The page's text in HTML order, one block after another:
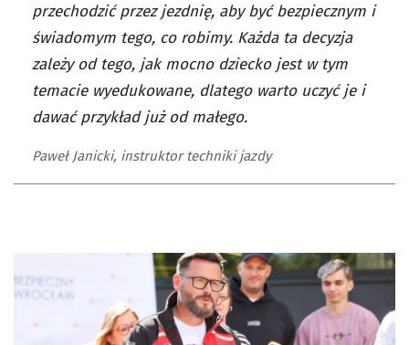
przechodzić przez jezdnię, aby być bezpiecznym i
świadomym tego, co robimy. Każda ta decyzja
zależy od tego, jak mocno dziecko jest w tym
temacie wyedukowane, dlatego warto uczyć je i
dawać przykład już od małego.
Paweł Janicki, instruktor techniki jazdy